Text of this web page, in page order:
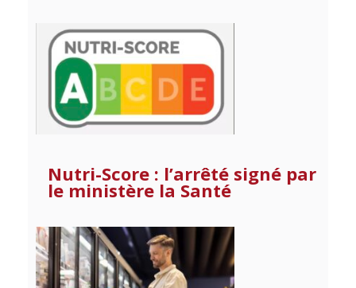
Nutri-Score : l’arrêté signé par
le ministère la Santé